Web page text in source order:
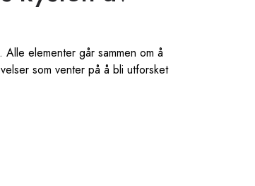
elementer går sammen om å
som venter på å bli utforsket